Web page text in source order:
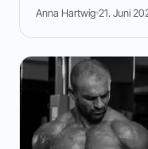
Anna Hartwig 21. Juni